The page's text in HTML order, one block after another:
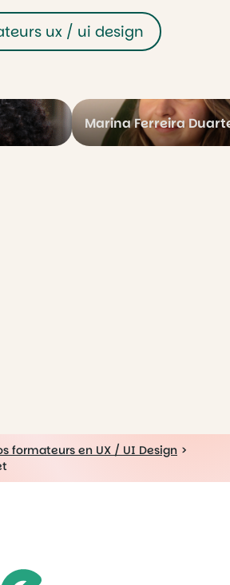
ux / ui design
Marina Ferreira
formateurs en UX / UI Design >